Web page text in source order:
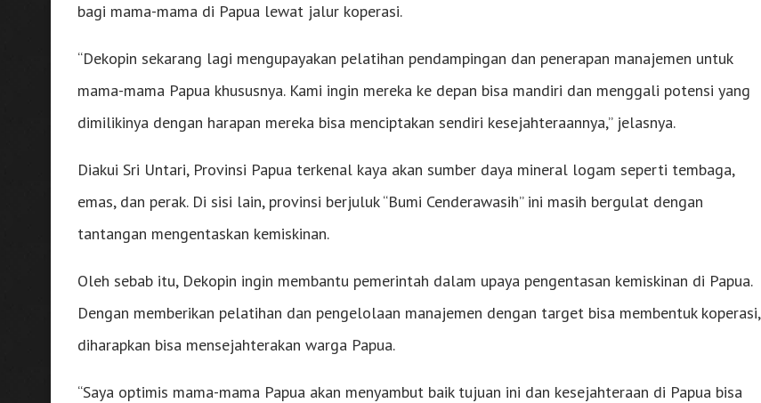
bagi mama-mama di Papua lewat jalur koperasi.
“Dekopin sekarang lagi mengupayakan pelatihan pendampingan dan penerapan manajemen untuk
mama-mama Papua khususnya. Kami ingin mereka ke depan bisa mandiri dan menggali potensi yang
dimilikinya dengan harapan mereka bisa menciptakan sendiri kesejahteraannya,” jelasnya.
Diakui Sri Untari, Provinsi Papua terkenal kaya akan sumber daya mineral logam seperti tembaga,
emas, dan perak. Di sisi lain, provinsi berjuluk “Bumi Cenderawasih” ini masih bergulat dengan
tantangan mengentaskan kemiskinan.
Oleh sebab itu, Dekopin ingin membantu pemerintah dalam upaya pengentasan kemiskinan di Papua.
Dengan memberikan pelatihan dan pengelolaan manajemen dengan target bisa membentuk koperasi,
diharapkan bisa mensejahterakan warga Papua.
“Saya optimis mama-mama Papua akan menyambut baik tujuan ini dan kesejahteraan di Papua bisa